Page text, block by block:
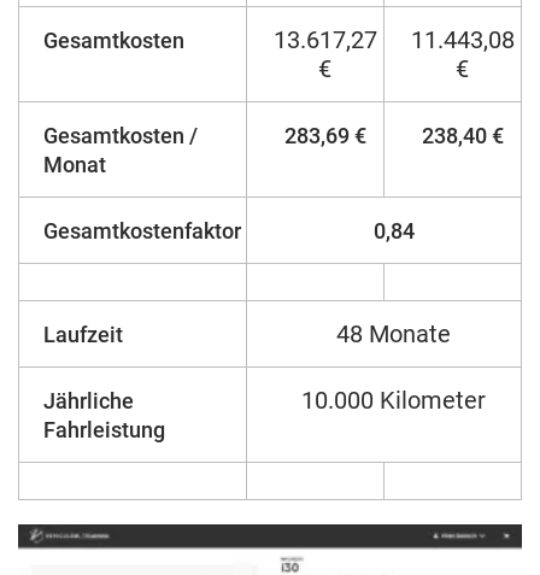
Gesamtkosten
13.617,27
€
11.443,08
€
Gesamtkosten /
Monat
283,69 € 238,40 €
Gesamtkostenfaktor 0,84
Laufzeit 48 Monate
Jährliche
Fahrleistung
10.000 Kilometer